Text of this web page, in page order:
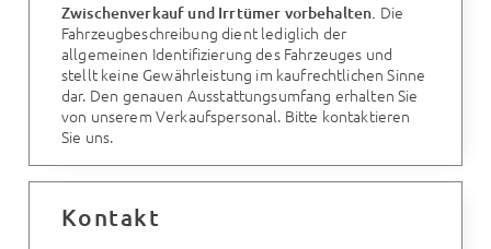
Zwischenverkauf und Irrtümer vorbehalten. Die
Fahrzeugbeschreibung dient lediglich der
allgemeinen Identifizierung des Fahrzeuges und
stellt keine Gewährleistung im kaufrechtlichen Sinne
dar. Den genauen Ausstattungsumfang erhalten Sie
von unserem Verkaufspersonal. Bitte kontaktieren
Sie uns.
Kontakt